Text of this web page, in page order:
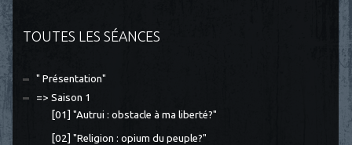
TOUTES LES SÉANCES
" Présentation"
=> Saison 1
[01] "Autrui : obstacle à ma liberté?"
[02] "Religion : opium du peuple?"